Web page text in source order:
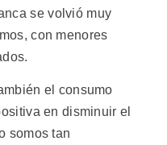
se volvió muy
con menores
el consumo
en disminuir el
somos tan